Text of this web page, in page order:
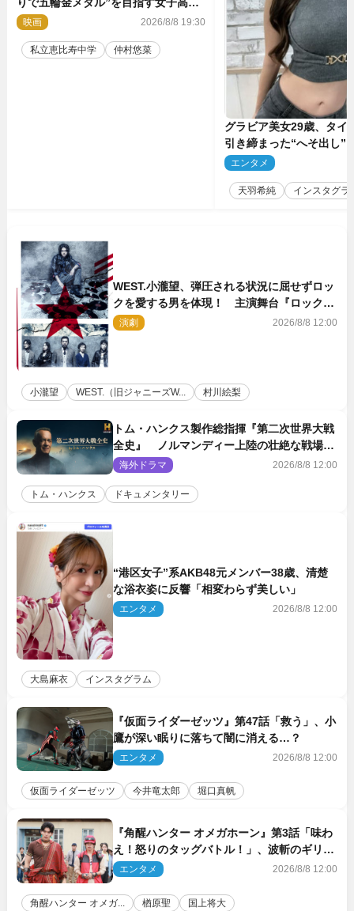
に！ 映画『つりこまち』今秋公開
映画 2026/8/8 19:30
私立恵比寿中学 仲村悠菜
グラビア美女29歳、タイ
引き締まった“へそ出し”
「可愛い過ぎる」
エンタメ
天羽希純 インスタグラ
WEST.小瀧望、弾圧される状況に屈せずロッ
クを愛する男を体現！ 主演舞台『ロックン
ロール』ビジュアル解禁
演劇 2026/8/8 12:00
小瀧望 WEST.（旧ジャニーズW... 村川絵梨
トム・ハンクス製作総指揮『第二次世界大戦
全史』 ノルマンディー上陸の壮絶な戦場を
収めた特別映像解禁
海外ドラマ 2026/8/8 12:00
トム・ハンクス ドキュメンタリー
“港区女子”系AKB48元メンバー38歳、清楚
な浴衣姿に反響「相変わらず美しい」
エンタメ 2026/8/8 12:00
大島麻衣 インスタグラム
『仮面ライダーゼッツ』第47話「救う」、小
鷹が深い眠りに落ちて闇に消える…？
エンタメ 2026/8/8 12:00
仮面ライダーゼッツ 今井竜太郎 堀口真帆
『角醒ハンター オメガホーン』第3話「味わ
え！怒りのタッグバトル！」、波斬のギリコ
がハンターバトルを挑んできた！
エンタメ 2026/8/8 12:00
角醒ハンター オメガ... 楢原聖 国上将大